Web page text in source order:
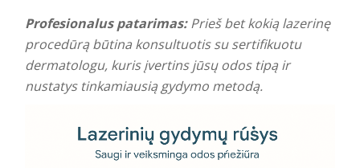
Profesionalus patarimas: Prieš bet kokią lazerinę
procedūrą būtina konsultuotis su sertifikuotu
dermatologu, kuris įvertins jūsų odos tipą ir
nustatys tinkamiausią gydymo metodą.